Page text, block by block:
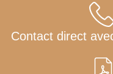
Contact direct